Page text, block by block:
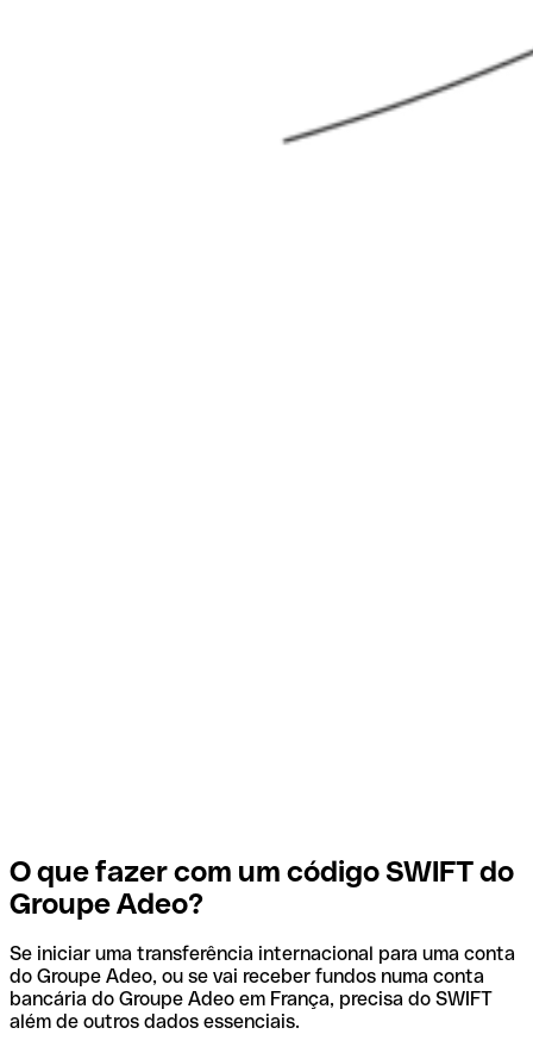
O que fazer com um código SWIFT do
Groupe Adeo?
Se iniciar uma transferência internacional para uma conta
do Groupe Adeo, ou se vai receber fundos numa conta
bancária do Groupe Adeo em França, precisa do SWIFT
além de outros dados essenciais.